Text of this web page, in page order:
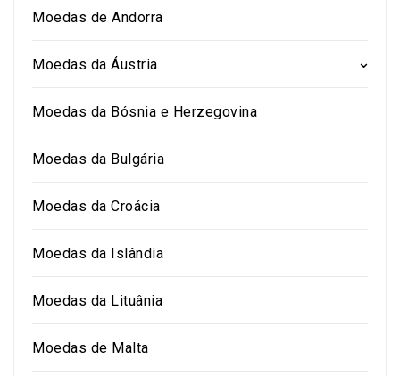
Moedas de Andorra
Moedas da Áustria
Moedas da Bósnia e Herzegovina
Moedas da Bulgária
Moedas da Croácia
Moedas da Islândia
Moedas da Lituânia
Moedas de Malta